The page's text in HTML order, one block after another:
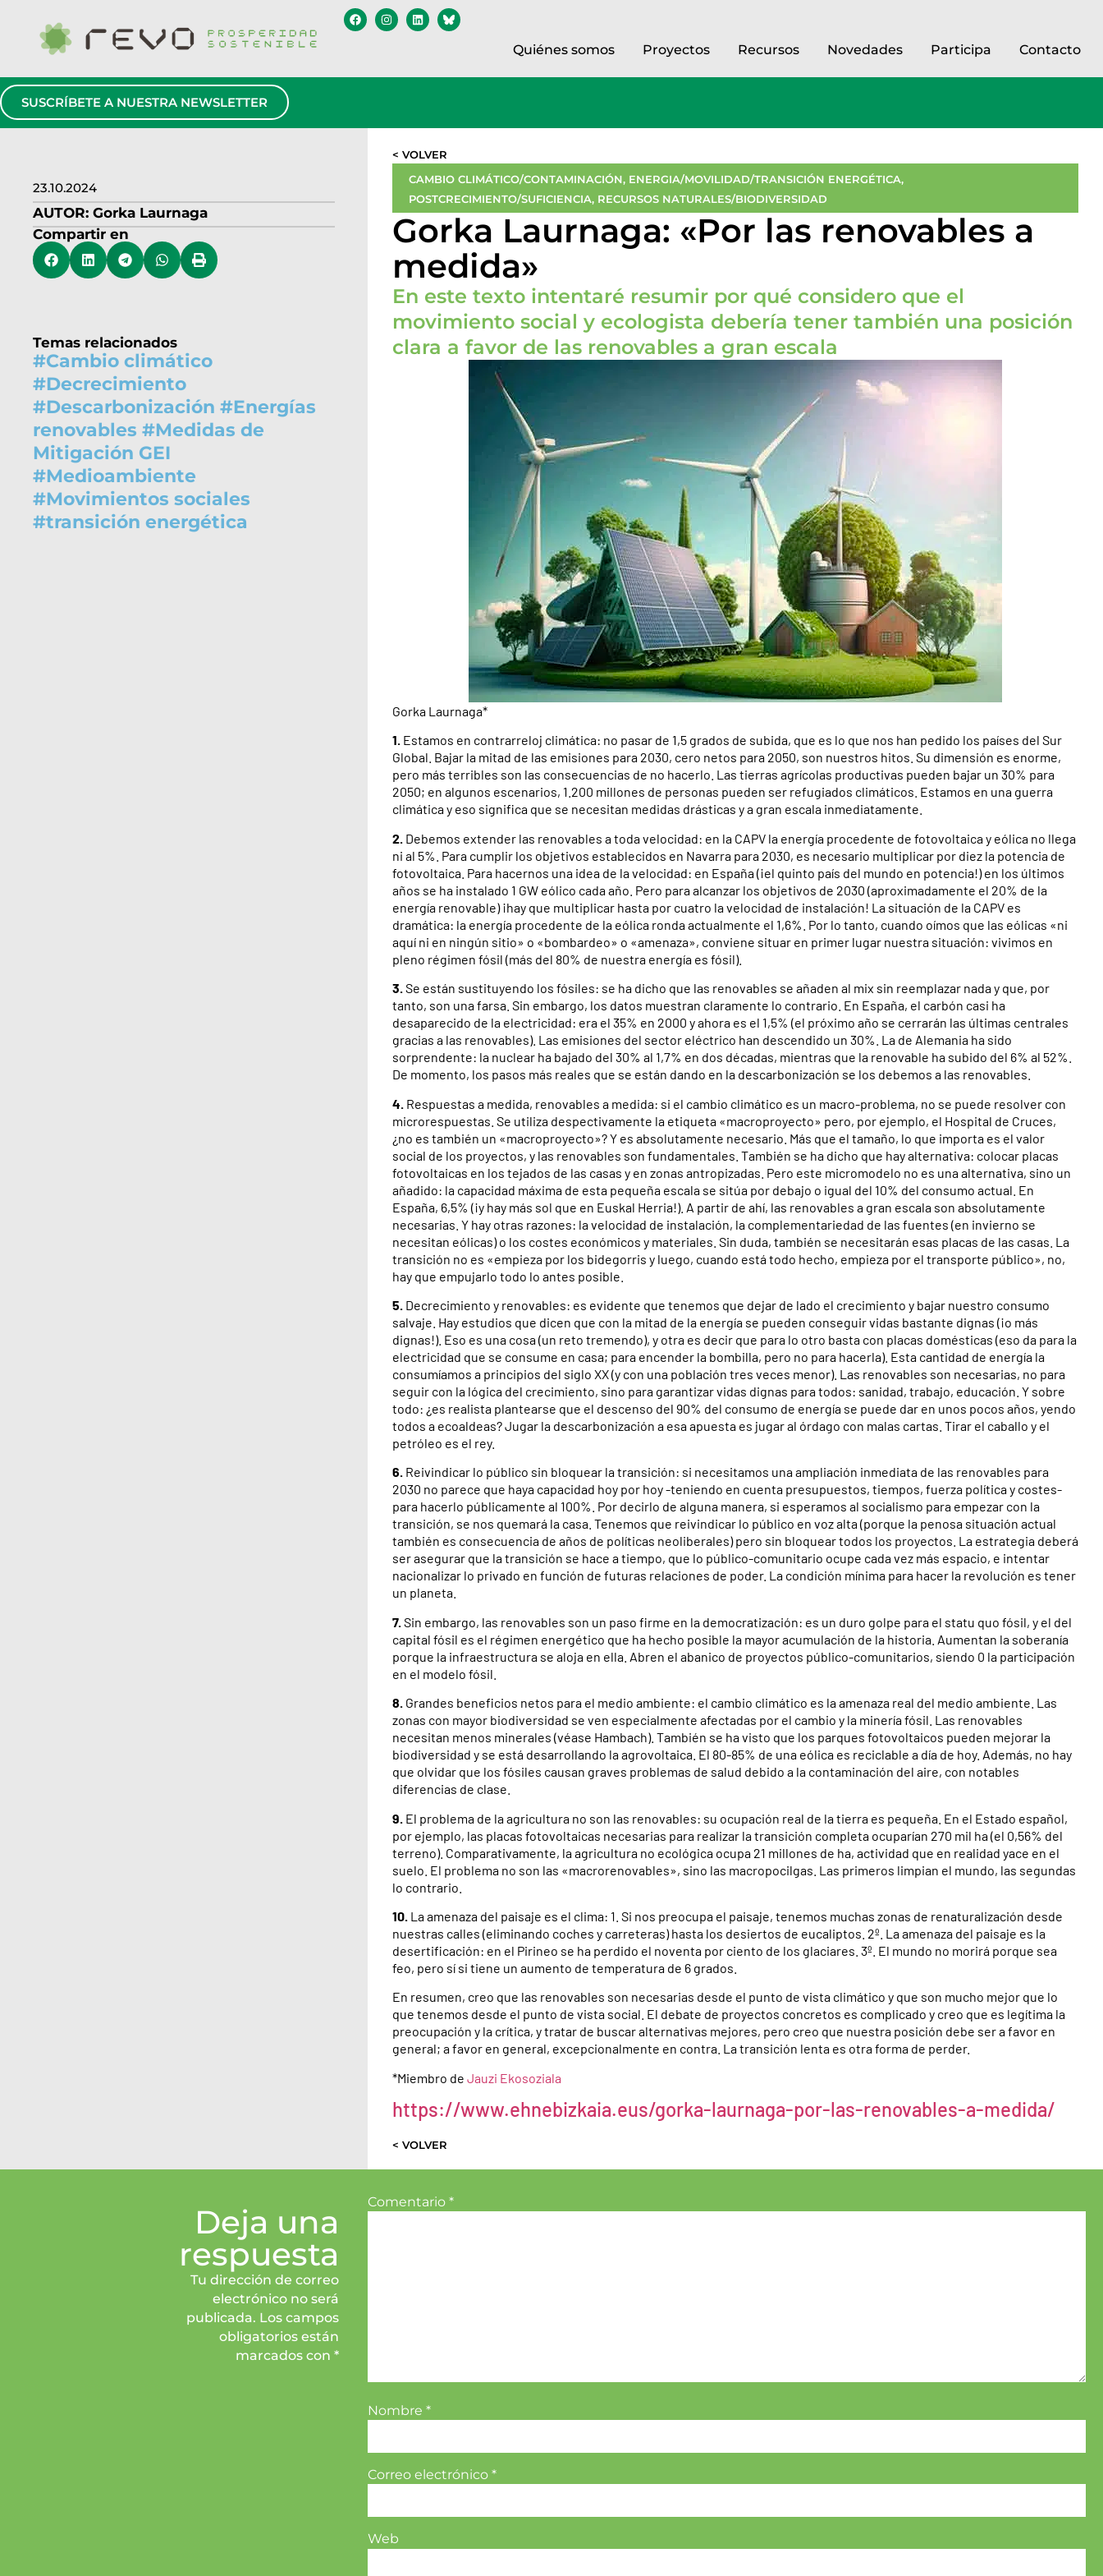
Quiénes somos Proyectos Recursos Novedades Participa Contacto
SUSCRÍBETE A NUESTRA NEWSLETTER
23.10.2024
AUTOR: Gorka Laurnaga
Compartir en
Temas relacionados
#Cambio climático
#Decrecimiento
#Descarbonización #Energías
renovables #Medidas de
Mitigación GEI
#Medioambiente
#Movimientos sociales
#transición energética
< VOLVER
CAMBIO CLIMÁTICO/CONTAMINACIÓN, ENERGIA/MOVILIDAD/TRANSICIÓN ENERGÉTICA,
POSTCRECIMIENTO/SUFICIENCIA, RECURSOS NATURALES/BIODIVERSIDAD
Gorka Laurnaga: «Por las renovables a
medida»
En este texto intentaré resumir por qué considero que el
movimiento social y ecologista debería tener también una posición
clara a favor de las renovables a gran escala
Gorka Laurnaga*
1.Estamos en contrarreloj climática: no pasar de 1,5 grados de subida, que es lo que nos han pedido los países del Sur
Global. Bajar la mitad de las emisiones para 2030, cero netos para 2050, son nuestros hitos. Su dimensión es enorme,
pero más terribles son las consecuencias de no hacerlo. Las tierras agrícolas productivas pueden bajar un 30% para
2050; en algunos escenarios, 1.200 millones de personas pueden ser refugiados climáticos. Estamos en una guerra
climática y eso significa que se necesitan medidas drásticas y a gran escala inmediatamente.
2. Debemos extender las renovables a toda velocidad: en la CAPV la energía procedente de fotovoltaica y eólica no llega
ni al 5%. Para cumplir los objetivos establecidos en Navarra para 2030, es necesario multiplicar por diez la potencia de
fotovoltaica. Para hacernos una idea de la velocidad: en España (¡el quinto país del mundo en potencia!) en los últimos
años se ha instalado 1 GW eólico cada año. Pero para alcanzar los objetivos de 2030 (aproximadamente el 20% de la
energía renovable) ¡hay que multiplicar hasta por cuatro la velocidad de instalación! La situación de la CAPV es
dramática: la energía procedente de la eólica ronda actualmente el 1,6%. Por lo tanto, cuando oímos que las eólicas «ni
aquí ni en ningún sitio» o «bombardeo» o «amenaza», conviene situar en primer lugar nuestra situación: vivimos en
pleno régimen fósil (más del 80% de nuestra energía es fósil).
3.Se están sustituyendo los fósiles: se ha dicho que las renovables se añaden al mix sin reemplazar nada y que, por
tanto, son una farsa. Sin embargo, los datos muestran claramente lo contrario. En España, el carbón casi ha
desaparecido de la electricidad: era el 35% en 2000 y ahora es el 1,5% (el próximo año se cerrarán las últimas centrales
gracias a las renovables). Las emisiones del sector eléctrico han descendido un 30%. La de Alemania ha sido
sorprendente: la nuclear ha bajado del 30% al 1,7% en dos décadas, mientras que la renovable ha subido del 6% al 52%.
De momento, los pasos más reales que se están dando en la descarbonización se los debemos a las renovables.
4. Respuestas a medida, renovables a medida: si el cambio climático es un macro-problema, no se puede resolver con
microrespuestas. Se utiliza despectivamente la etiqueta «macroproyecto» pero, por ejemplo, el Hospital de Cruces,
¿no es también un «macroproyecto»? Y es absolutamente necesario. Más que el tamaño, lo que importa es el valor
social de los proyectos, y las renovables son fundamentales. También se ha dicho que hay alternativa: colocar placas
fotovoltaicas en los tejados de las casas y en zonas antropizadas. Pero este micromodelo no es una alternativa, sino un
añadido: la capacidad máxima de esta pequeña escala se sitúa por debajo o igual del 10% del consumo actual. En
España, 6,5% (¡y hay más sol que en Euskal Herria!). A partir de ahí, las renovables a gran escala son absolutamente
necesarias. Y hay otras razones: la velocidad de instalación, la complementariedad de las fuentes (en invierno se
necesitan eólicas) o los costes económicos y materiales. Sin duda, también se necesitarán esas placas de las casas. La
transición no es «empieza por los bidegorris y luego, cuando está todo hecho, empieza por el transporte público», no,
hay que empujarlo todo lo antes posible.
5.Decrecimiento y renovables: es evidente que tenemos que dejar de lado el crecimiento y bajar nuestro consumo
salvaje. Hay estudios que dicen que con la mitad de la energía se pueden conseguir vidas bastante dignas (¡o más
dignas!). Eso es una cosa (un reto tremendo), y otra es decir que para lo otro basta con placas domésticas (eso da para la
electricidad que se consume en casa; para encender la bombilla, pero no para hacerla). Esta cantidad de energía la
consumíamos a principios del siglo XX (y con una población tres veces menor). Las renovables son necesarias, no para
seguir con la lógica del crecimiento, sino para garantizar vidas dignas para todos: sanidad, trabajo, educación. Y sobre
todo: ¿es realista plantearse que el descenso del 90% del consumo de energía se puede dar en unos pocos años, yendo
todos a ecoaldeas? Jugar la descarbonización a esa apuesta es jugar al órdago con malas cartas. Tirar el caballo y el
petróleo es el rey.
6.Reivindicar lo público sin bloquear la transición: si necesitamos una ampliación inmediata de las renovables para
2030 no parece que haya capacidad hoy por hoy -teniendo en cuenta presupuestos, tiempos, fuerza política y costes-
para hacerlo públicamente al 100%. Por decirlo de alguna manera, si esperamos al socialismo para empezar con la
transición, se nos quemará la casa. Tenemos que reivindicar lo público en voz alta (porque la penosa situación actual
también es consecuencia de años de políticas neoliberales) pero sin bloquear todos los proyectos. La estrategia deberá
ser asegurar que la transición se hace a tiempo, que lo público-comunitario ocupe cada vez más espacio, e intentar
nacionalizar lo privado en función de futuras relaciones de poder. La condición mínima para hacer la revolución es tener
un planeta.
7. Sin embargo, las renovables son un paso firme en la democratización: es un duro golpe para el statu quo fósil, y el del
capital fósil es el régimen energético que ha hecho posible la mayor acumulación de la historia. Aumentan la soberanía
porque la infraestructura se aloja en ella. Abren el abanico de proyectos público-comunitarios, siendo 0 la participación
en el modelo fósil.
8.Grandes beneficios netos para el medio ambiente: el cambio climático es la amenaza real del medio ambiente. Las
zonas con mayor biodiversidad se ven especialmente afectadas por el cambio y la minería fósil. Las renovables
necesitan menos minerales (véase Hambach). También se ha visto que los parques fotovoltaicos pueden mejorar la
biodiversidad y se está desarrollando la agrovoltaica. El 80-85% de una eólica es reciclable a día de hoy. Además, no hay
que olvidar que los fósiles causan graves problemas de salud debido a la contaminación del aire, con notables
diferencias de clase.
9. El problema de la agricultura no son las renovables: su ocupación real de la tierra es pequeña. En el Estado español,
por ejemplo, las placas fotovoltaicas necesarias para realizar la transición completa ocuparían 270 mil ha (el 0,56% del
terreno). Comparativamente, la agricultura no ecológica ocupa 21 millones de ha, actividad que en realidad yace en el
suelo. El problema no son las «macrorenovables», sino las macropocilgas. Las primeros limpian el mundo, las segundas
lo contrario.
10.La amenaza del paisaje es el clima: 1. Si nos preocupa el paisaje, tenemos muchas zonas de renaturalización desde
nuestras calles (eliminando coches y carreteras) hasta los desiertos de eucaliptos. 2º. La amenaza del paisaje es la
desertificación: en el Pirineo se ha perdido el noventa por ciento de los glaciares. 3º. El mundo no morirá porque sea
feo, pero sí si tiene un aumento de temperatura de 6 grados.
En resumen, creo que las renovables son necesarias desde el punto de vista climático y que son mucho mejor que lo
que tenemos desde el punto de vista social. El debate de proyectos concretos es complicado y creo que es legítima la
preocupación y la crítica, y tratar de buscar alternativas mejores, pero creo que nuestra posición debe ser a favor en
general; a favor en general, excepcionalmente en contra. La transición lenta es otra forma de perder.
*Miembro de Jauzi Ekosoziala
https://www.ehnebizkaia.eus/gorka-laurnaga-por-las-renovables-a-medida/
< VOLVER
Deja una
respuesta
Tu dirección de correo
electrónico no será
publicada. Los campos
obligatorios están
marcados con *
Comentario *
Nombre *
Correo electrónico *
Web